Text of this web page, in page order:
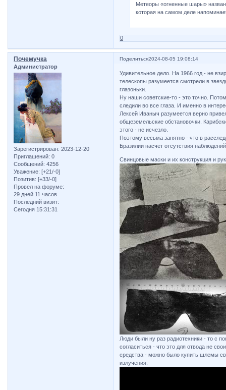
Метеоры «огненные шары»
которая на самом деле
0
Поделиться2024-08-05 19:08:14
Почемучка
Администратор
Зарегистрирован: 2023-12-20
Приглашений: 0
Сообщений: 4256
Уважение: [+21/-0]
Позитив: [+33/-0]
Провел на форуме:
29 дней 11 часов
Последний визит:
Сегодня 15:31:31
Удивительное дело. На 1966 год - не
телескопы разумеется смотрели в
глазоньки.
Ну наши советские-то - это точно.
следили во все глаза. И именно в
Лексей Иваныч разумеется верно
общеземельские обстановочки.
этого - не исчезло.
Поэтому весьма занятно - что в
Бразилии насчет отсутствия
Свинцовые маски и их конструкция и
Люди были ну раз радиотехники - то с
согласиться - что это для отвода не
средства - можно было купить шлемы
излучения.